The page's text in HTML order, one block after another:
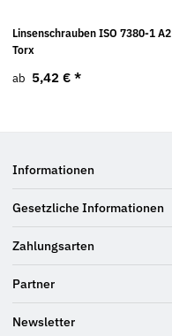
Linsenschrauben ISO 7380-1 A2
Torx
ab 5,42 € *
Informationen
Gesetzliche Informationen
Zahlungsarten
Partner
Newsletter